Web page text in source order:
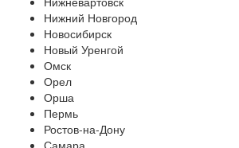
Нижний Новгород
Новосибирск
Новый Уренгой
Омск
Орел
Орша
Пермь
Ростов-на-Дону
Самара